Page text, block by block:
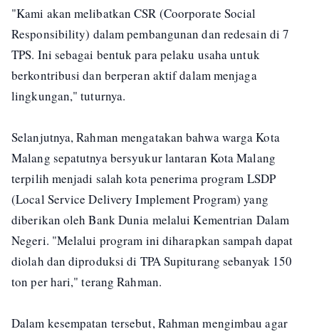
"Kami akan melibatkan CSR (Coorporate Social
Responsibility) dalam pembangunan dan redesain di 7
TPS. Ini sebagai bentuk para pelaku usaha untuk
berkontribusi dan berperan aktif dalam menjaga
lingkungan," tuturnya.
Selanjutnya, Rahman mengatakan bahwa warga Kota
Malang sepatutnya bersyukur lantaran Kota Malang
terpilih menjadi salah kota penerima program LSDP
(Local Service Delivery Implement Program) yang
diberikan oleh Bank Dunia melalui Kementrian Dalam
Negeri. "Melalui program ini diharapkan sampah dapat
diolah dan diproduksi di TPA Supiturang sebanyak 150
ton per hari," terang Rahman.
Dalam kesempatan tersebut, Rahman mengimbau agar